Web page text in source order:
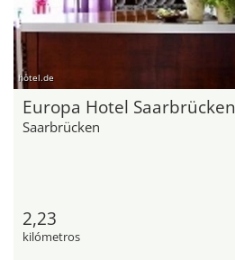
hotel.de
Europa Hotel Saarbrücken
Saarbrücken
2,23
kilómetros